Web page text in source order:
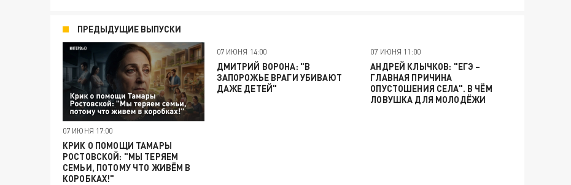
ПРЕДЫДУЩИЕ ВЫПУСКИ
07 ИЮНЯ 17:00
КРИК О ПОМОЩИ ТАМАРЫ
РОСТОВСКОЙ: "МЫ ТЕРЯЕМ
СЕМЬИ, ПОТОМУ ЧТО ЖИВЁМ В
КОРОБКАХ!"
07 ИЮНЯ 14:00
ДМИТРИЙ ВОРОНА: "В
ЗАПОРОЖЬЕ ВРАГИ УБИВАЮТ
ДАЖЕ ДЕТЕЙ"
07 ИЮНЯ 11:00
АНДРЕЙ КЛЫЧКОВ: "ЕГЭ –
ГЛАВНАЯ ПРИЧИНА
ОПУСТОШЕНИЯ СЕЛА". В ЧЁМ
ЛОВУШКА ДЛЯ МОЛОДЁЖИ